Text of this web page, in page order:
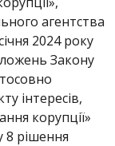
агентства
2024 року
Закону
інтересів,
корупції»
8 рішення